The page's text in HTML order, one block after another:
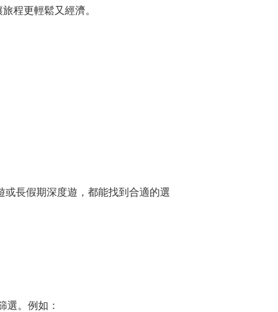
程更輕鬆又經濟。
長假期深度遊，都能找到合適的選
選。例如：